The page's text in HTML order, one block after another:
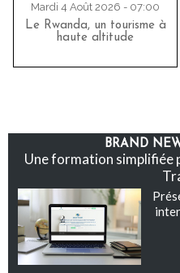
Mardi 4 Août 2026 - 07:00
Le Rwanda, un tourisme à
haute altitude
BRAND
Une formation simplifiée